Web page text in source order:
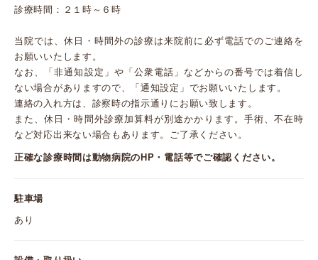
診療時間：２１時～６時
当院では、休日・時間外の診療は来院前に必ず電話でのご連絡を
お願いいたします。
なお、「非通知設定」や「公衆電話」などからの番号では着信し
ない場合がありますので、「通知設定」でお願いいたします。
連絡の入れ方は、診察時の指示通りにお願い致します。
また、休日・時間外診療加算料が別途かかります。手術、不在時
など対応出来ない場合もあります。ご了承ください。
正確な診療時間は動物病院のHP・電話等でご確認ください。
駐車場
あり